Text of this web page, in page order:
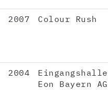
2007 Colour Rush
2004
Eon Bayern AG